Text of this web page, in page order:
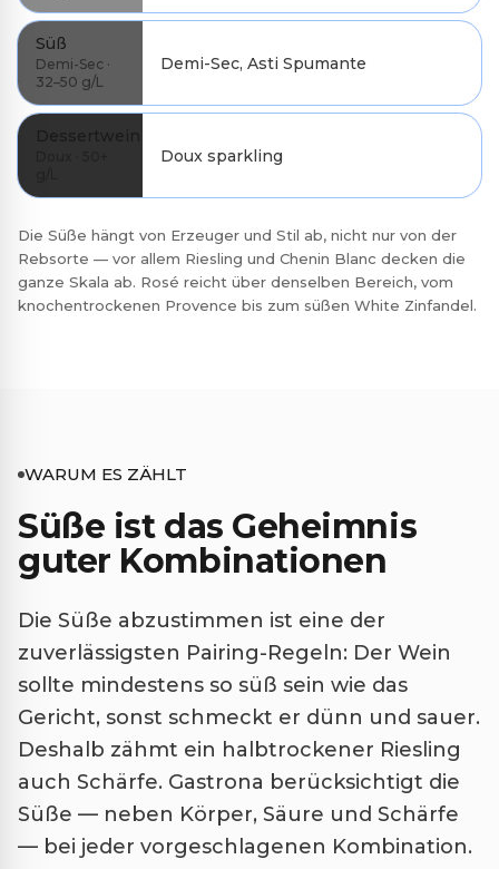
Süß
Demi-Sec ·
32–50 g/L
Demi-Sec, Asti Spumante
Doux sparkling
Die Süße hängt von Erzeuger und Stil ab, nicht nur von der
Rebsorte — vor allem Riesling und Chenin Blanc decken die
ganze Skala ab. Rosé reicht über denselben Bereich, vom
knochentrockenen Provence bis zum süßen White Zinfandel.
WARUM ES ZÄHLT
Süße ist das Geheimnis
guter Kombinationen
Die Süße abzustimmen ist eine der
zuverlässigsten Pairing-Regeln: Der Wein
sollte mindestens so süß sein wie das
Gericht, sonst schmeckt er dünn und sauer.
Deshalb zähmt ein halbtrockener Riesling
auch Schärfe. Gastrona berücksichtigt die
Süße — neben Körper, Säure und Schärfe
— bei jeder vorgeschlagenen Kombination.